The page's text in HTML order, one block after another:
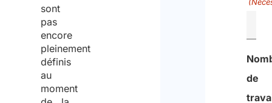
sont
pas
encore
pleinement
définis
au
moment
de